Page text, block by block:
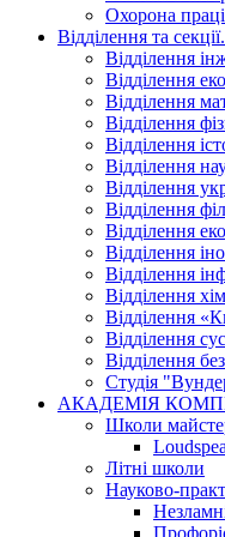
Охорона праці
Відділення та
Відділення
Відділення
Відділення
Відділення
Відділення
Відділення
Відділення
Відділення
Відділення
Відділення
Відділення
Відділення
Відділення
Відділення
Відділення
Студія
АКАДЕМІЯ
Школи
Літні школи
Науково-